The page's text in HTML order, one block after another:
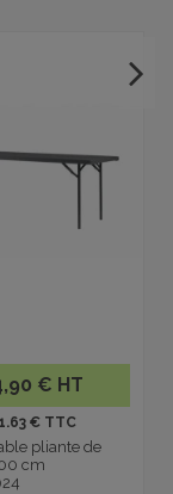
€ HT
€ TTC
pliante de
cm